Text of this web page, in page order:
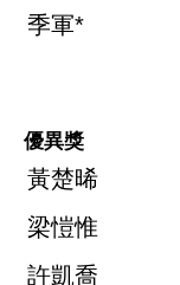
季軍*
優異獎
黃楚晞
梁愷惟
許凱喬